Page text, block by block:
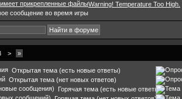
Warning! Temperature Too High.
сообщение во время игры
> »
Открытая тема (есть новые ответы)
Открытая тема (нет новых ответов)
Горячая тема (есть новые ответы)